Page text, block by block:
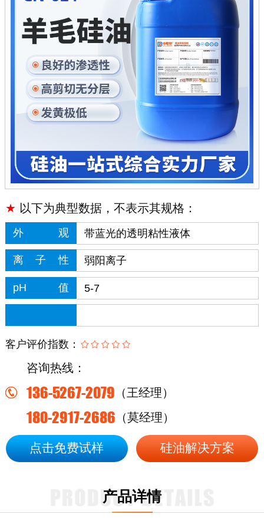
★ 以下为典型数据，不表示其规格：
外观 带蓝光的透明粘性液体
离子性 弱阳离子
pH值 5-7
客户评价指数：
咨询热线：
136-5267-2079 （王经理）
180-2917-2686 （莫经理）
点击免费试样 硅油解决方案
产品详情